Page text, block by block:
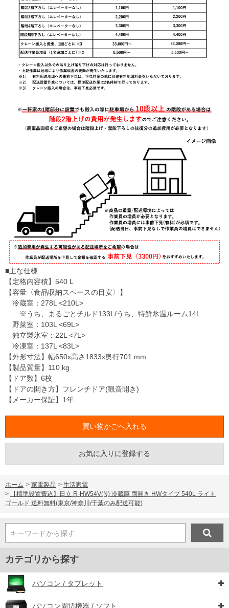
■主な仕様
【定格内容積】540 L
【容量〈食品収納スペースの目安〉】
冷蔵室：278L <210L>
※うち、まるごとチルド133L/うち、特鮮氷温ルーム14L
野菜室：103L <69L>
独立製氷室：22L <7L>
冷凍室：137L <83L>
【外形寸法】幅650x高さ1833x奥行701 mm
【製品質量】110 kg
【ドア数】6枚
【ドアの開き方】フレンチドア(観音開き)
【メーカー保証】1年
お気に入りに登録する
ホーム > 家電製品 > 生活家電
>
【標準設置費込】日立 R-HW54V(N) 冷蔵庫 両開き HWタイプ 540L ライト
ゴールド 送料無料(東京/神奈川/千葉のみ配送可能)
キーワードから探す
カテゴリから探す
パソコン / タブレット
パソコン周辺機器 / ソフト